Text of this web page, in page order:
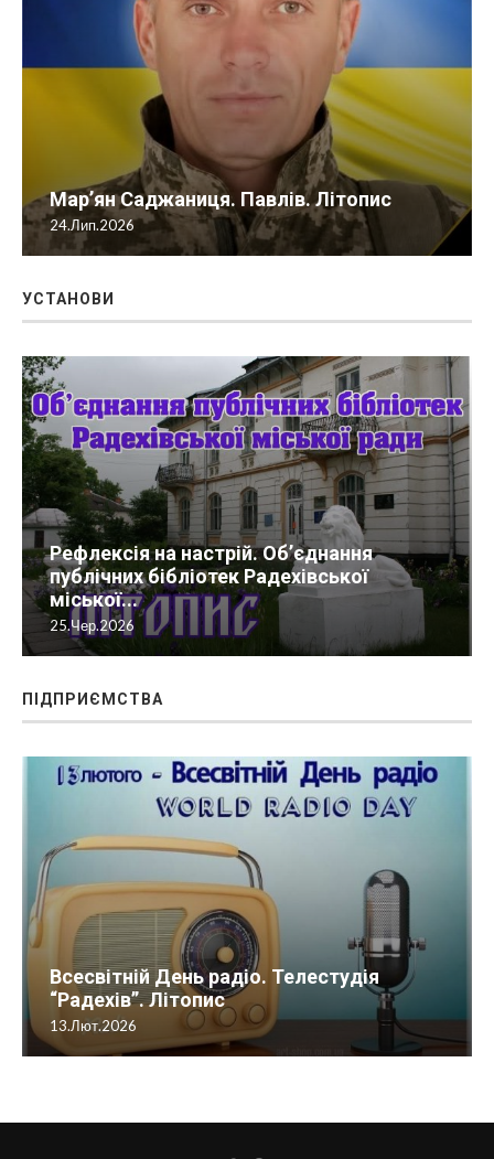
Мар’ян Саджаниця. Павлів. Літопис
24.Лип.2026
УСТАНОВИ
Рефлексія на настрій. Об’єднання
публічних бібліотек Радехівської
міської...
25.Чер.2026
ПІДПРИЄМСТВА
Всесвітній День радіо. Телестудія
“Радехів”. Літопис
13.Лют.2026